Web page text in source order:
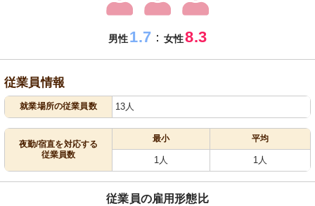
男性1.7：女性8.3
従業員情報
就業場所の従業員数 13人
夜勤/宿直を対応する
従業員数
最小 平均
1人 1人
従業員の雇用形態比